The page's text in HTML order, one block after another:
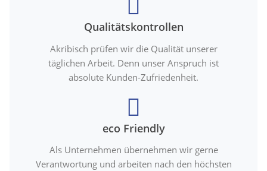
Qualitätskontrollen
Akribisch prüfen wir die Qualität unserer
täglichen Arbeit. Denn unser Anspruch ist
absolute Kunden-Zufriedenheit.
eco Friendly
Als Unternehmen übernehmen wir gerne
Verantwortung und arbeiten nach den höchsten